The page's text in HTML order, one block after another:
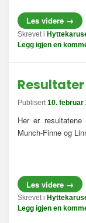
Les videre →
Skrevet i
Legg igjen en
Resultater
Publisert10. februar
Her er
Munch-Finne og
Les videre →
Skrevet i
Legg igjen en